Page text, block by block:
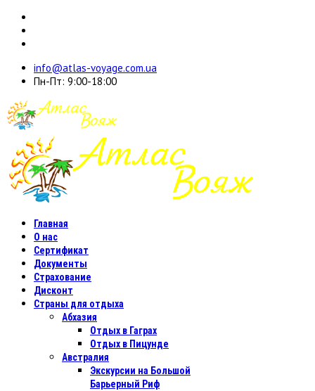
info@atlas-voyage.com.ua
Пн-Пт: 9:00-18:00
Главная
О нас
Сертификат
Документы
Страхование
Дисконт
Страны для отдыха
Абхазия
Отдых в Гаграх
Отдых в Пицунде
Австралия
Экскурсии на Большой
Барьерный Риф